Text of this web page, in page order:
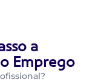
a
Emprego